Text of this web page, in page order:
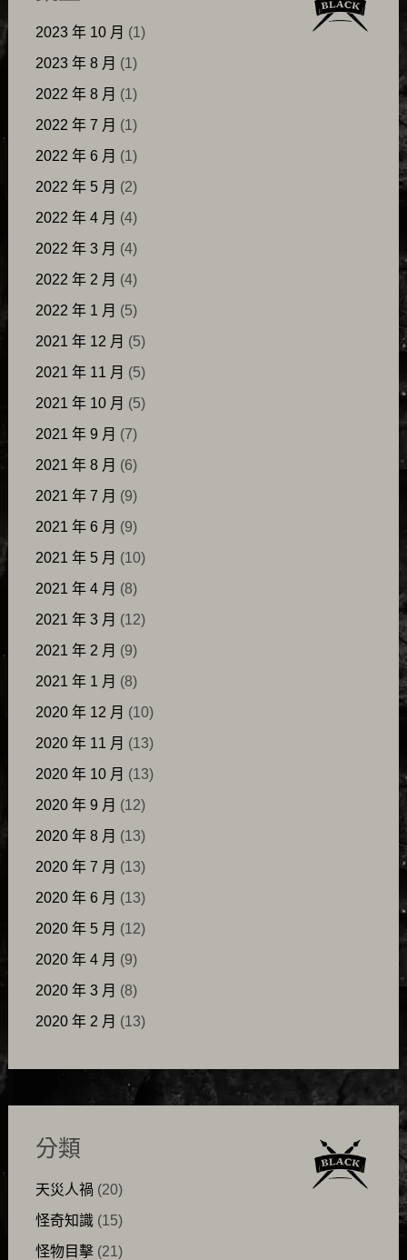
2023 年 10 月 (1)
2023 年 8 月 (1)
2022 年 8 月 (1)
2022 年 7 月 (1)
2022 年 6 月 (1)
2022 年 5 月 (2)
2022 年 4 月 (4)
2022 年 3 月 (4)
2022 年 2 月 (4)
2022 年 1 月 (5)
2021 年 12 月 (5)
2021 年 11 月 (5)
2021 年 10 月 (5)
2021 年 9 月 (7)
2021 年 8 月 (6)
2021 年 7 月 (9)
2021 年 6 月 (9)
2021 年 5 月 (10)
2021 年 4 月 (8)
2021 年 3 月 (12)
2021 年 2 月 (9)
2021 年 1 月 (8)
2020 年 12 月 (10)
2020 年 11 月 (13)
2020 年 10 月 (13)
2020 年 9 月 (12)
2020 年 8 月 (13)
2020 年 7 月 (13)
2020 年 6 月 (13)
2020 年 5 月 (12)
2020 年 4 月 (9)
2020 年 3 月 (8)
2020 年 2 月 (13)
分類
天災人禍 (20)
怪奇知識(15)
怪物目擊(21)